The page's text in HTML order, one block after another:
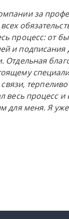
за
процесс: от
и подписания
Отдельная
процесс и
для меня. Я